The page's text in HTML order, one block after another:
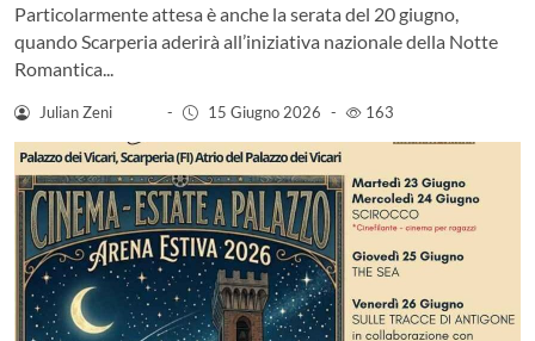
Particolarmente attesa è anche la serata del 20 giugno,
quando Scarperia aderirà all’iniziativa nazionale della Notte
Romantica...
Julian Zeni - 15 Giugno 2026 - 163